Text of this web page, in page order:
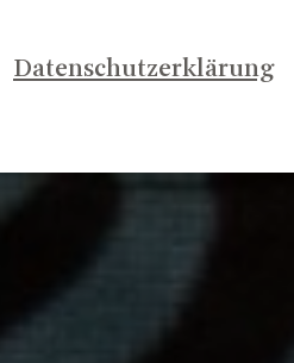
Datenschutzerklärung